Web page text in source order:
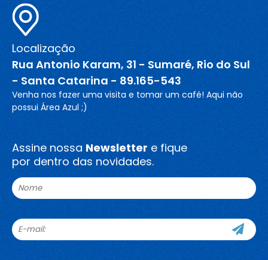
Localização
Rua Antonio Karam, 31 - Sumaré, Rio do Sul
- Santa Catarina - 89.165-543
Venha nos fazer uma visita e tomar um café! Aqui não
possui Área Azul ;)
Assine nossa Newsletter e fique
por dentro das novidades.